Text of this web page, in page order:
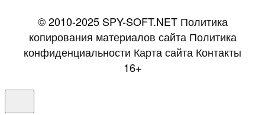
© 2010-2025 SPY-SOFT.NET Политика
копирования материалов сайта Политика
конфиденциальности Карта сайта Контакты
16+